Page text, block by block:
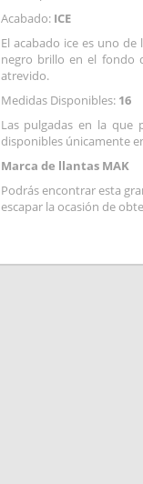
Acabado: ICE
El acabado ice es uno
negro brillo en el fondo
atrevido.
Medidas Disponibles: 16
Las pulgadas en la que
disponibles únicamente
Marca de llantas MAK
Podrás encontrar esta
escapar la ocasión de